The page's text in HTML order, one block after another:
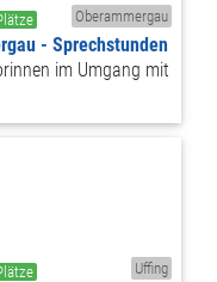
Oberammergau
- Sprechstunden
im Umgang mit
Uffing